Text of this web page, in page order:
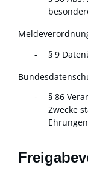
§ 9
§ 86
Zwecke
Ehrungen